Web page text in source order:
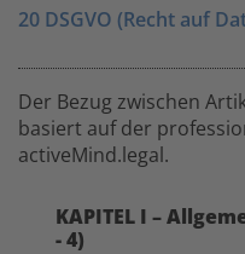
20 DSGVO (Recht auf
Der Bezug zwischen
basiert auf der
activeMind.legal.
KAPITEL I –
- 4)